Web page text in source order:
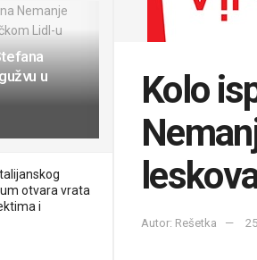
u
otvara vrata
i
Kolo
Autor: Rešetka